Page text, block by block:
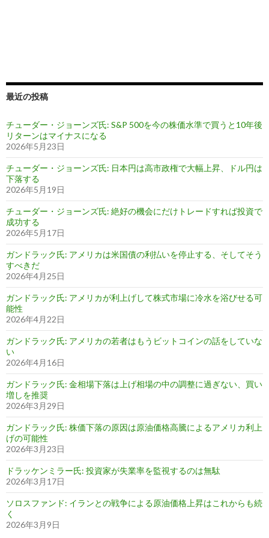
最近の投稿
チューダー・ジョーンズ氏: S&P 500を今の株価水準で買うと10年後
リターンはマイナスになる
2026年5月23日
チューダー・ジョーンズ氏: 日本円は高市政権で大幅上昇、ドル円は
下落する
2026年5月19日
チューダー・ジョーンズ氏: 絶好の機会にだけトレードすれば投資で
成功する
2026年5月17日
ガンドラック氏: アメリカは米国債の利払いを停止する、そしてそう
すべきだ
2026年4月25日
ガンドラック氏: アメリカが利上げして株式市場に冷水を浴びせる可
能性
2026年4月22日
ガンドラック氏: アメリカの若者はもうビットコインの話をしていな
い
2026年4月16日
ガンドラック氏: 金相場下落は上げ相場の中の調整に過ぎない、買い
増しを推奨
2026年3月29日
ガンドラック氏: 株価下落の原因は原油価格高騰によるアメリカ利上
げの可能性
2026年3月23日
ドラッケンミラー氏: 投資家が失業率を監視するのは無駄
2026年3月17日
ソロスファンド: イランとの戦争による原油価格上昇はこれからも続
く
2026年3月9日